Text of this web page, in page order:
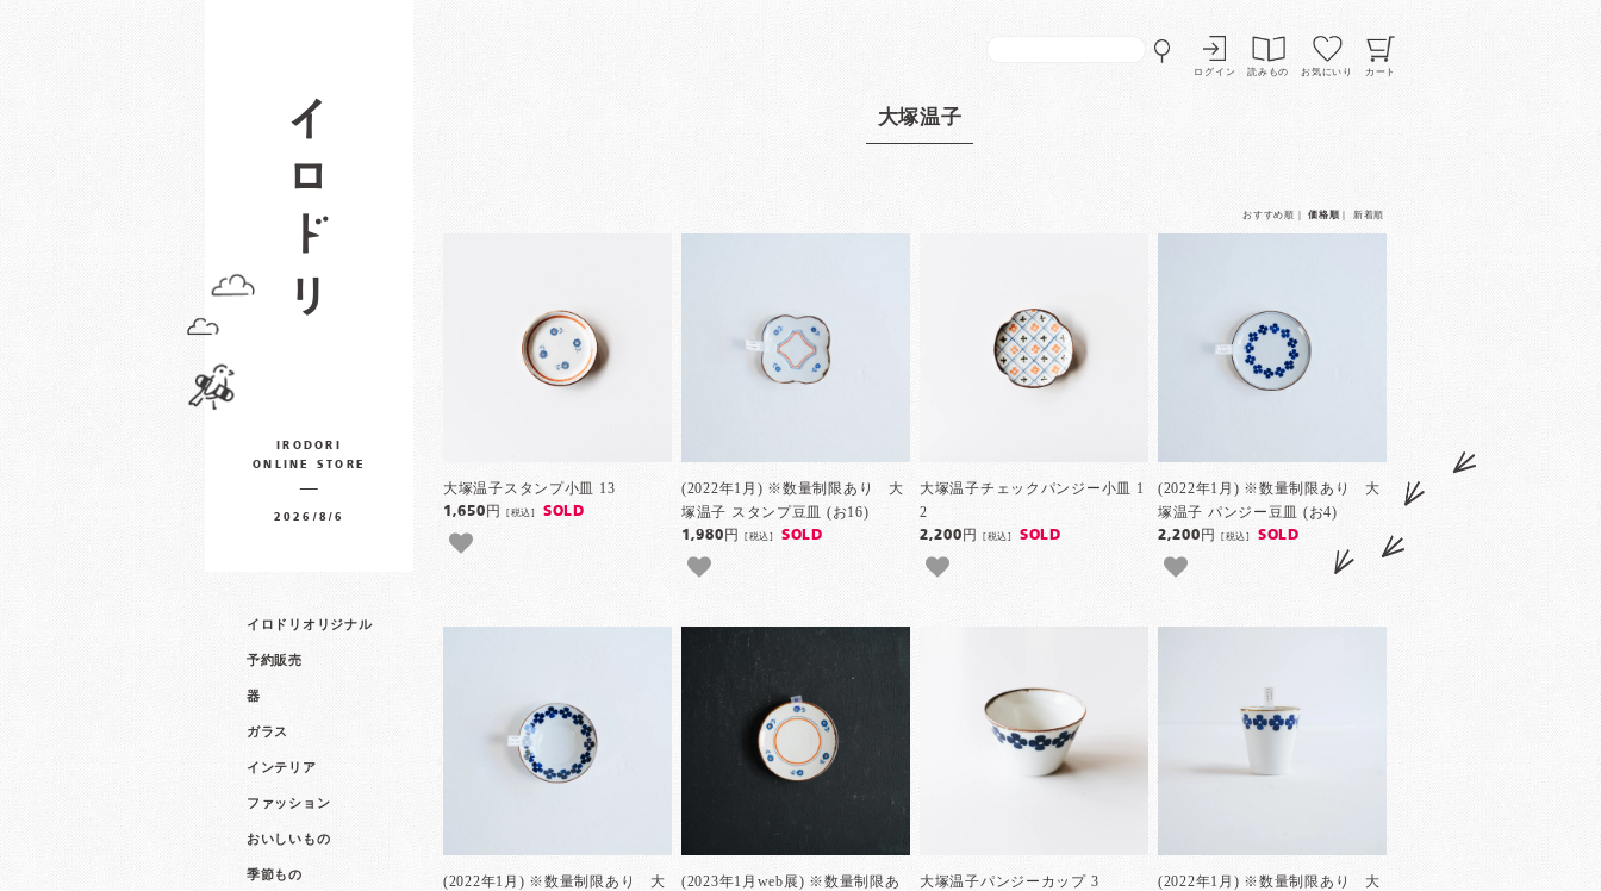
ログイン 読みもの お気にいり カート
IRODORI
ONLINE STORE
2026/8/6
イロドリオリジナル
予約販売
器
ガラス
インテリア
ファッション
おいしいもの
季節もの
大塚温子
おすすめ順 ｜価格順 新着順
大塚温子スタンプ小皿 13
1,650円[税込] SOLD
(2022年1月) ※数量制限あり 大
塚温子 スタンプ豆皿 (お16)
1,980円[税込] SOLD
大塚温子チェックパンジー小皿 1
2
2,200円[税込] SOLD
(2022年1月) ※数量制限あり 大
塚温子 パンジー豆皿 (お4)
2,200円[税込] SOLD
(2022年1月) ※数量制限あり 大
(2023年1月web展) ※数量制限あ
大塚温子パンジーカップ 3
(2022年1月) ※数量制限あり 大